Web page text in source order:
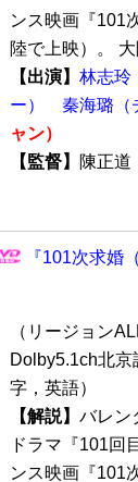
ンス映画『101
陸で上映）。
【出演】 林志玲
ー）
秦海璐（
ャン）
【監督】
陳正
『101次求婚
（リージョン
Dolby5.1ch北
字，英語）
【解説】 バレン
ドラマ『101回
ンス映画『101